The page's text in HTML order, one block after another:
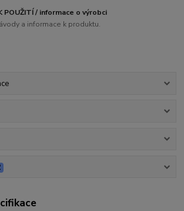
POUŽITÍ / informace o výrobci
a informace k produktu.